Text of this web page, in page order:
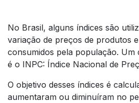
No Brasil, alguns índices são
variação de preços de produtos
consumidos pela população. Um
é o INPC: Índice Nacional de
O objetivo desses índices é
aumentaram ou diminuíram no